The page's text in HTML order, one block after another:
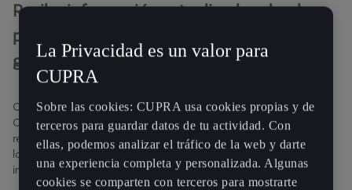
Recibe información actualizada sobre los
precios locales de la gasolina y las
gasolineras abiertas en tu zona
Cuando te quedes sin combustible, solo tienes que activar My
CUPRA app para ver desde dónde puedes repostar. Recibirás un
resumen general de las gasolineras abiertas en la zona, incluidos
los horarios de apertura y los precios del combustible. La
información sobre las gasolineras te la proporciona OPISNAVX.
La Privacidad es un valor para
CUPRA
Sobre las cookies: CUPRA usa cookies propias y de
terceros para guardar datos de tu actividad. Con
ellas, podemos analizar el tráfico de la web y darte
una experiencia completa y personalizada. Algunas
cookies se comparten con terceros para mostrarte